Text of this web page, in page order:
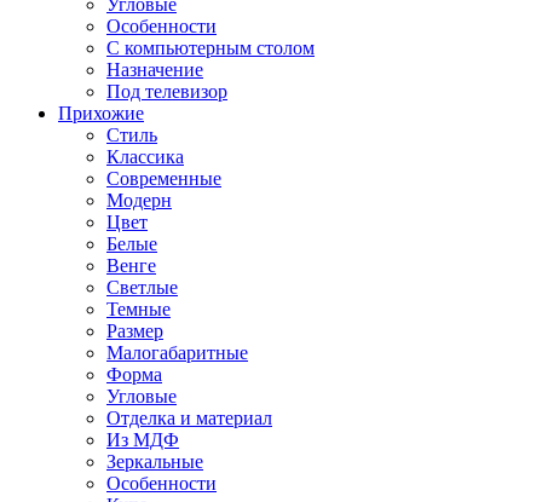
Угловые
Особенности
С компьютерным столом
Назначение
Под телевизор
Прихожие
Стиль
Классика
Современные
Модерн
Цвет
Белые
Венге
Светлые
Темные
Размер
Малогабаритные
Форма
Угловые
Отделка и материал
Из МДФ
Зеркальные
Особенности